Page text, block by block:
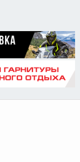
почта